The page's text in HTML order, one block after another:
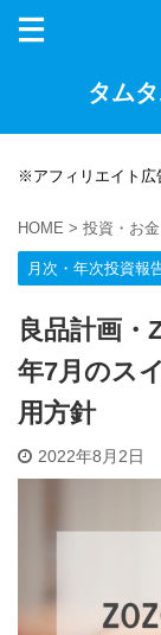
タム
※アフィリエイト広
HOME > 投資・お金
月次・年次投資報
良品計画・
年7月のス
用方針
2022年8月2日